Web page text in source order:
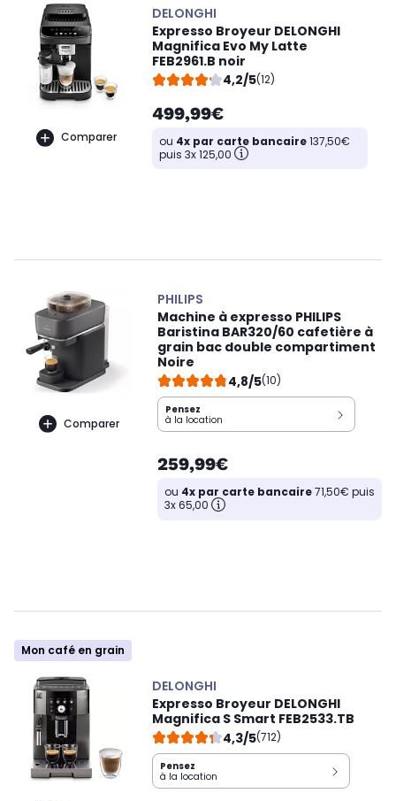
Comparer
DELONGHI
Expresso Broyeur DELONGHI
Magnifica Evo My Latte
FEB2961.B noir
4,2/5(12)
499,99€
ou 4x par carte bancaire137,50€
puis 3x 125,00
Comparer
PHILIPS
Machine à expresso PHILIPS
Baristina BAR320/60 cafetière à
grain bac double compartiment
Noire
4,8/5(10)
Pensez
à la location
259,99€
ou 4x par carte bancaire71,50€ puis
3x 65,00
Mon café en grain
DELONGHI
Expresso Broyeur DELONGHI
Magnifica S Smart FEB2533.TB
4,3/5(712)
Pensez
à la location